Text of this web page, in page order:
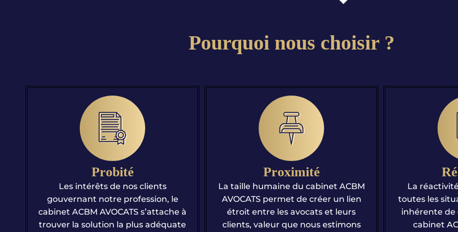
Pourquoi nous choisir ?
Proximité
La taille humaine du cabinet ACBM
AVOCATS permet de créer un lien
étroit entre les avocats et leurs
clients, valeur que nous estimons
Réactivité
La réactivité de l’avocat face à
toutes les situations est une valeur
inhérente de cette profession. Le
cabinet ACBM AVOCATS est
La curiosité
du métier
dans le